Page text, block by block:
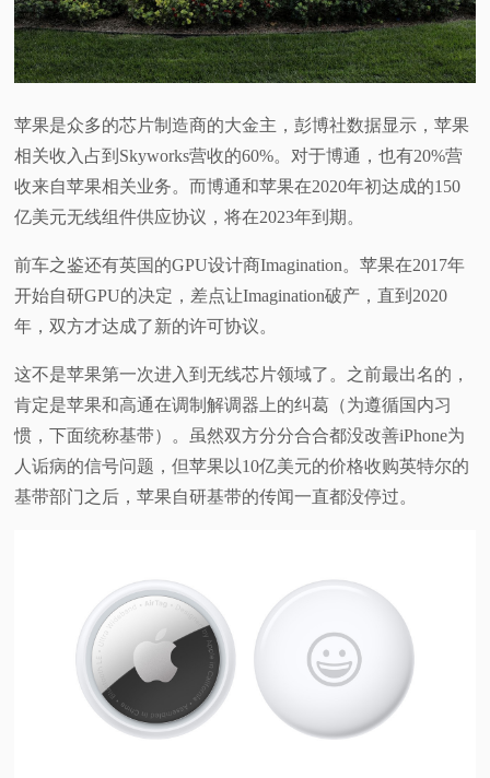
苹果是众多的芯片制造商的大金主，彭博社数据显示，苹果
相关收入占到Skyworks营收的60%。对于博通，也有20%营
收来自苹果相关业务。而博通和苹果在2020年初达成的150
亿美元无线组件供应协议，将在2023年到期。
前车之鉴还有英国的GPU设计商Imagination。苹果在2017年
开始自研GPU的决定，差点让Imagination破产，直到2020
年，双方才达成了新的许可协议。
这不是苹果第一次进入到无线芯片领域了。之前最出名的，
肯定是苹果和高通在调制解调器上的纠葛（为遵循国内习
惯，下面统称基带）。虽然双方分分合合都没改善iPhone为
人诟病的信号问题，但苹果以10亿美元的价格收购英特尔的
基带部门之后，苹果自研基带的传闻一直都没停过。